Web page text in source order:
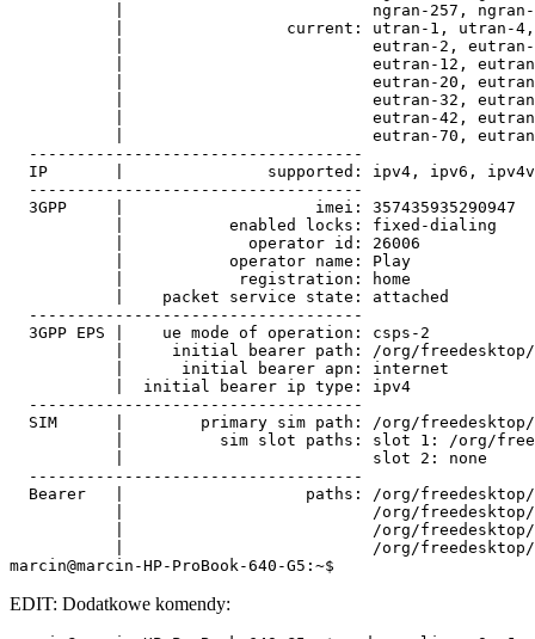
|                          ngran-257,
|                 current: utran-1, utran-
|                          eutran-2,
|                          eutran-12,
|                          eutran-20,
|                          eutran-32,
|                          eutran-42,
|                          eutran-70,
  -----------------------------------
IP       |               supported: ipv4, ipv6,
  -----------------------------------
  3GPP     |                    imei: 357435935290947
           |           enabled locks: fixed-dialing
           |             operator id: 26006
           |           operator name: Play
           |            registration: home
           |    packet service state: attached
  -----------------------------------
  3GPP EPS |    ue mode of operation: csps-2
|     initial bearer path: /org/
           |      initial bearer apn: internet
           |  initial bearer ip type: ipv4
  -----------------------------------
SIM      |        primary sim path: /org/
|          sim slot paths: slot 1: /org/
           |                          slot 2: none
  -----------------------------------
Bearer   |                   paths: /org/
|                          /org/
|                          /org/
|                          /org/
marcin@marcin-HP-ProBook-640-G5:~$
EDIT: Dodatkowe komendy: